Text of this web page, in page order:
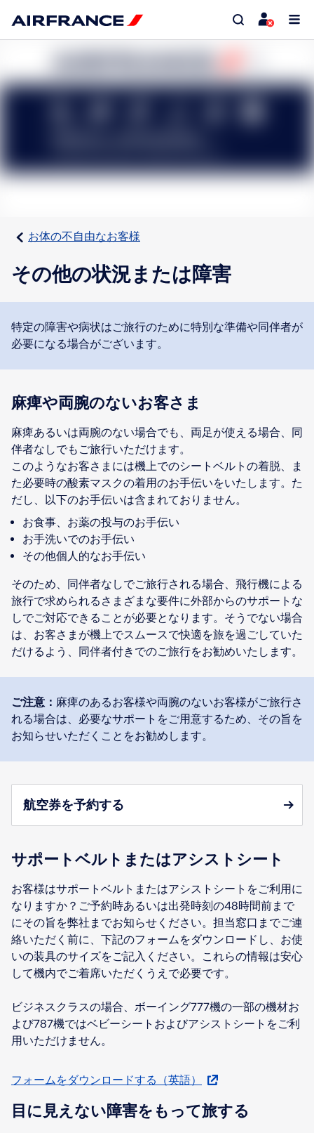
お体の不自由なお客様
その他の状況または障害
特定の障害や病状はご旅行のために特別な準備や同伴者が
必要になる場合がございます。
麻痺や両腕のないお客さま
麻痺あるいは両腕のない場合でも、両足が使える場合、同
伴者なしでもご旅行いただけます。
このようなお客さまには機上でのシートベルトの着脱、ま
た必要時の酸素マスクの着用のお手伝いをいたします。た
だし、以下のお手伝いは含まれておりません。
お食事、お薬の投与のお手伝い
お手洗いでのお手伝い
その他個人的なお手伝い
そのため、同伴者なしでご旅行される場合、飛行機による
旅行で求められるさまざまな要件に外部からのサポートな
しでご対応できることが必要となります。そうでない場合
は、お客さまが機上でスムースで快適を旅を過ごしていた
だけるよう、同伴者付きでのご旅行をお勧めいたします。
ご注意： 麻痺のあるお客様や両腕のないお客様がご旅行さ
れる場合は、必要なサポートをご用意するため、その旨を
お知らせいただくことをお勧めします。
航空券を予約する
サポートベルトまたはアシストシート
お客様はサポートベルトまたはアシストシートをご利用に
なりますか？ご予約時あるいは出発時刻の48時間前まで
にその旨を弊社までお知らせください。担当窓口までご連
絡いただく前に、下記のフォームをダウンロードし、お使
いの装具のサイズをご記入ください。これらの情報は安心
して機内でご着席いただくうえで必要です。
ビジネスクラスの場合、ボーイング777機の一部の機材お
よび787機ではベビーシートおよびアシストシートをご利
用いただけません。
フォームをダウンロードする（英語）
目に見えない障害をもって旅する